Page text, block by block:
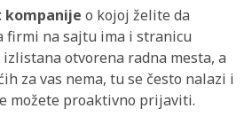
kompanije o kojoj želite da
firmi na sajtu ima i stranicu
otvorena radna mesta, a
za vas nema, tu se često nalazi i
možete proaktivno prijaviti.